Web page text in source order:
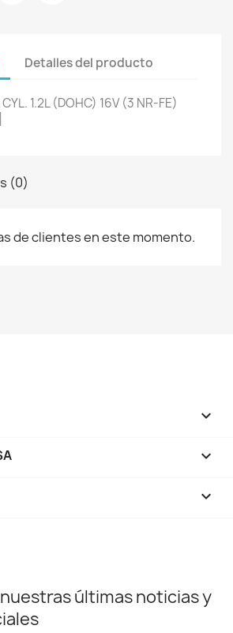
Detalles del producto
1.2L (DOHC) 16V (3 NR-FE)
(0)
de clientes en este momento.



últimas noticias y